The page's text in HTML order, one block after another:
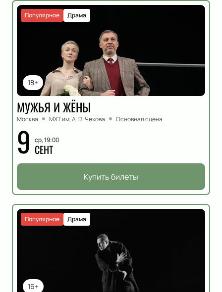
18+
Драма
Популярное
МУЖЬЯ И ЖЁНЫ
Москва МХТ им. А. П. Чехова Основная сцена
9 ср, 19:00
СЕНТ
Купить билеты
16+
Драма
Популярное